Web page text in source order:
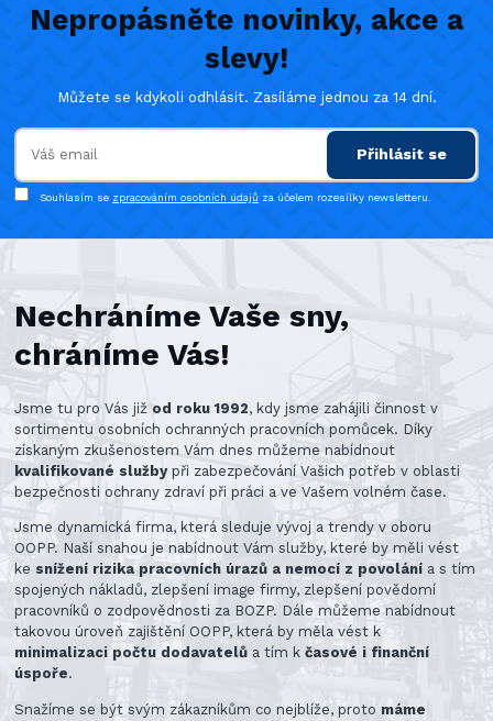
Nepropásněte novinky, akce a
slevy!
Můžete se kdykoli odhlásit. Zasíláme jednou za 14 dní.
Přihlásit se
Souhlasím se zpracováním osobních údajů za účelem rozesílky newsletteru.
Nechráníme Vaše sny,
chráníme Vás!
Jsme tu pro Vás již od roku 1992, kdy jsme zahájili činnost v
sortimentu osobních ochranných pracovních pomůcek. Díky
získaným zkušenostem Vám dnes můžeme nabídnout
kvalifikované službypři zabezpečování Vašich potřeb v oblasti
bezpečnosti ochrany zdraví při práci a ve Vašem volném čase.
Jsme dynamická firma, která sleduje vývoj a trendy v oboru
OOPP. Naší snahou je nabídnout Vám služby, které by měli vést
ke snížení rizika pracovních úrazů a nemocí z povolání a s tím
spojených nákladů, zlepšení image firmy, zlepšení povědomí
pracovníků o zodpovědnosti za BOZP. Dále můžeme nabídnout
takovou úroveň zajištění OOPP, která by měla vést k
minimalizaci počtu dodavatelů a tím kčasové i finanční
úspoře.
Snažíme se být svým zákazníkům co nejblíže, proto máme